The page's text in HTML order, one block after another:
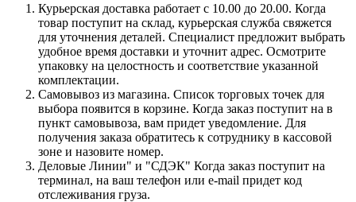
Курьерская доставка работает с 10.00 до 20.00. Когда
товар поступит на склад, курьерская служба свяжется
для уточнения деталей. Специалист предложит выбрать
удобное время доставки и уточнит адрес. Осмотрите
упаковку на целостность и соответствие указанной
комплектации.
Самовывоз из магазина. Список торговых точек для
выбора появится в корзине. Когда заказ поступит на в
пункт самовывоза, вам придет уведомление. Для
получения заказа обратитесь к сотруднику в кассовой
зоне и назовите номер.
Деловые Линии" и "СДЭК" Когда заказ поступит на
терминал, на ваш телефон или e-mail придет код
отслеживания груза.